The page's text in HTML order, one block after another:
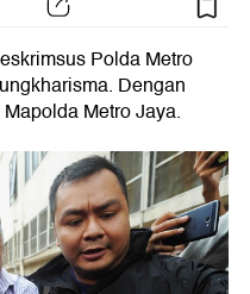
Polda Metro
Dengan
Metro Jaya.